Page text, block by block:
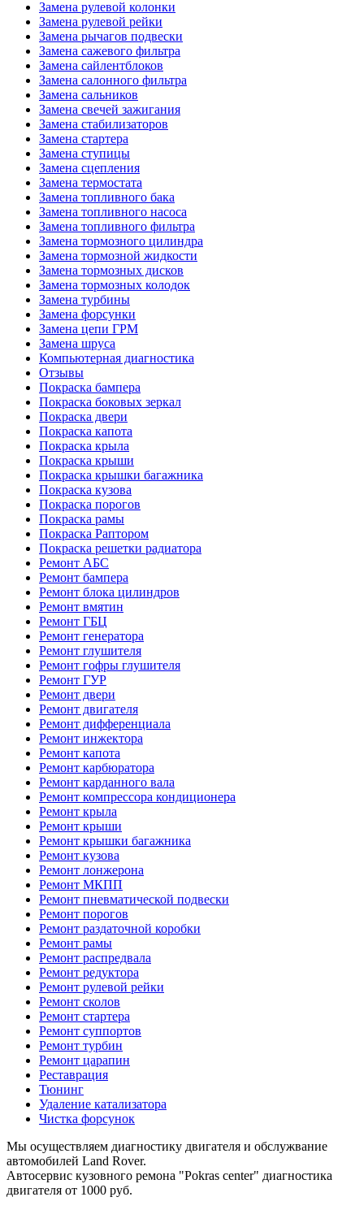
Замена рулевой колонки
Замена рулевой рейки
Замена рычагов подвески
Замена сажевого фильтра
Замена сайлентблоков
Замена салонного фильтра
Замена сальников
Замена свечей зажигания
Замена стабилизаторов
Замена стартера
Замена ступицы
Замена сцепления
Замена термостата
Замена топливного бака
Замена топливного насоса
Замена топливного фильтра
Замена тормозного цилиндра
Замена тормозной жидкости
Замена тормозных дисков
Замена тормозных колодок
Замена турбины
Замена форсунки
Замена цепи ГРМ
Замена шруса
Компьютерная диагностика
Отзывы
Покраска бампера
Покраска боковых зеркал
Покраска двери
Покраска капота
Покраска крыла
Покраска крыши
Покраска крышки багажника
Покраска кузова
Покраска порогов
Покраска рамы
Покраска Раптором
Покраска решетки радиатора
Ремонт АБС
Ремонт бампера
Ремонт блока цилиндров
Ремонт вмятин
Ремонт ГБЦ
Ремонт генератора
Ремонт глушителя
Ремонт гофры глушителя
Ремонт ГУР
Ремонт двери
Ремонт двигателя
Ремонт дифференциала
Ремонт инжектора
Ремонт капота
Ремонт карбюратора
Ремонт карданного вала
Ремонт компрессора кондиционера
Ремонт крыла
Ремонт крыши
Ремонт крышки багажника
Ремонт кузова
Ремонт лонжерона
Ремонт МКПП
Ремонт пневматической подвески
Ремонт порогов
Ремонт раздаточной коробки
Ремонт рамы
Ремонт распредвала
Ремонт редуктора
Ремонт рулевой рейки
Ремонт сколов
Ремонт стартера
Ремонт суппортов
Ремонт турбин
Ремонт царапин
Реставрация
Тюнинг
Удаление катализатора
Чистка форсунок
Мы осуществляем диагностику двигателя и обслужвание
автомобилей Land Rover.
Автосервис кузовного ремона "Pokras center" диагностика
двигателя от 1000 руб.